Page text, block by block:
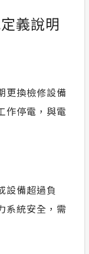
義說明
更換檢修設備
作停電，與電
設備超過負
系統安全，需